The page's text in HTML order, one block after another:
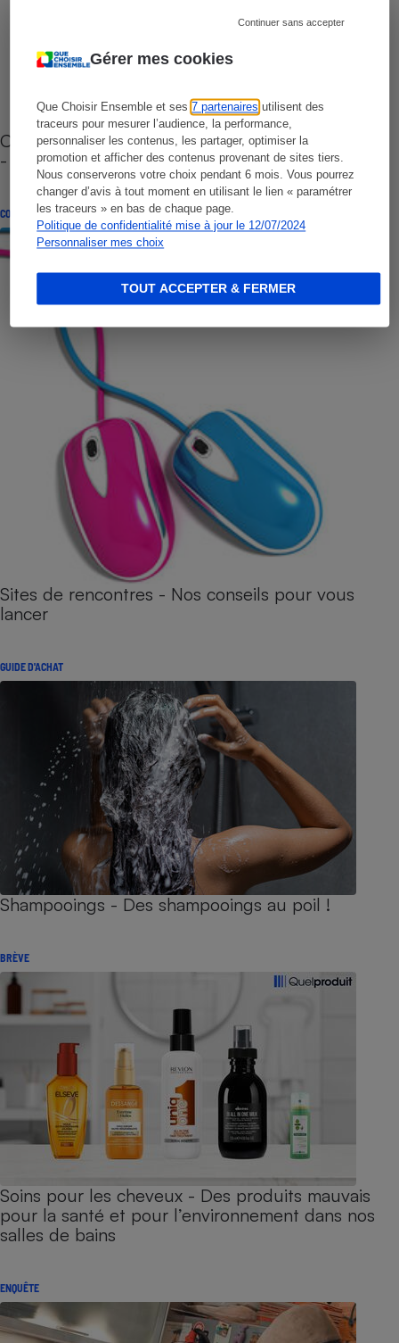
Gérer mes cookies
Que Choisir Ensemble et ses7 partenaires utilisent des
traceurs pour mesurer l’audience, la performance,
personnaliser les contenus, les partager, optimiser la
promotion et afficher des contenus provenant de sites tiers.
Nous conserverons votre choix pendant 6 mois. Vous pourrez
changer d’avis à tout moment en utilisant le lien « paramétrer
les traceurs » en bas de chaque page.
Politique de confidentialité mise à jour le 12/07/2024
Personnaliser mes choix
Continuer sans accepter
TOUT ACCEPTER & FERMER
Cafetière à capsules zéro déchet CoffeeB (vidéo)
- Premières impressions
CONSEILS
Sites de rencontres - Nos conseils pour vous
lancer
GUIDE D'ACHAT
Shampooings - Des shampooings au poil !
BRÈVE
Soins pour les cheveux - Des produits mauvais
pour la santé et pour l’environnement dans nos
salles de bains
ENQUÊTE